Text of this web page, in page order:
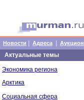
Новости Адреса Аукцион
Актуальные темы
Экономика региона
Арктика
Социальная сфера